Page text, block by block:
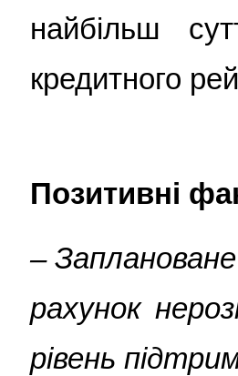
найбільш
кредитного
Позитивні
–
рахунок
рівень